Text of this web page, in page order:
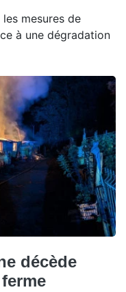
mesures de
à une dégradation
décède